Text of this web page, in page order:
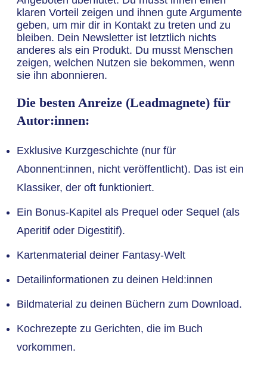
klaren Vorteil zeigen und ihnen gute Argumente
geben, um mir dir in Kontakt zu treten und zu
bleiben. Dein Newsletter ist letztlich nichts
anderes als ein Produkt. Du musst Menschen
zeigen, welchen Nutzen sie bekommen, wenn
sie ihn abonnieren.
Die besten Anreize (Leadmagnete) für
Autor:innen:
Exklusive Kurzgeschichte (nur für
Abonnent:innen, nicht veröffentlicht). Das ist ein
Klassiker, der oft funktioniert.
Ein Bonus-Kapitel als Prequel oder Sequel (als
Aperitif oder Digestitif).
Kartenmaterial deiner Fantasy-Welt
Detailinformationen zu deinen Held:innen
Bildmaterial zu deinen Büchern zum Download.
Kochrezepte zu Gerichten, die im Buch
vorkommen.